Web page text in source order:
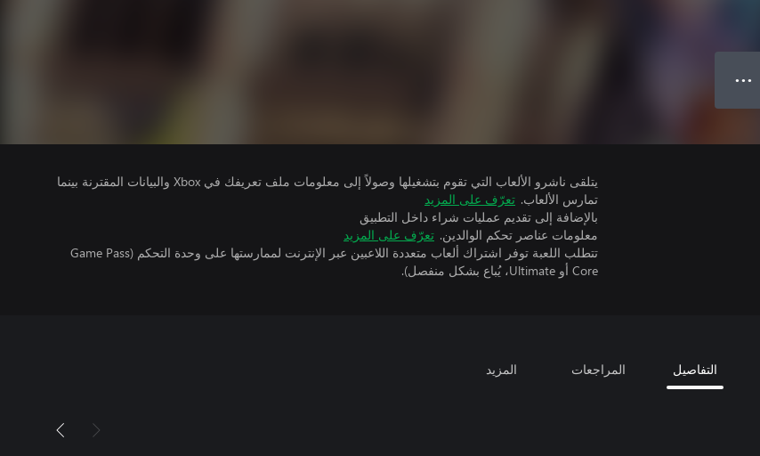
● ● ●
يتلقى ناشرو الألعاب التي تقوم بتشغيلها وصولاً إلى معلومات ملف تعريفك في Xbox والبيانات المقترنة بينما
تمارس الألعاب. تعرّف على المزيد
بالإضافة إلى تقديم عمليات شراء داخل التطبيق
معلومات عناصر تحكم الوالدين. تعرّف على المزيد
تتطلب اللعبة توفر اشتراك ألعاب متعددة اللاعبين عبر الإنترنت لممارستها على وحدة التحكم (Game Pass
Core أو Ultimate، يُباع بشكل منفصل).
التفاصيل المراجعات المزيد